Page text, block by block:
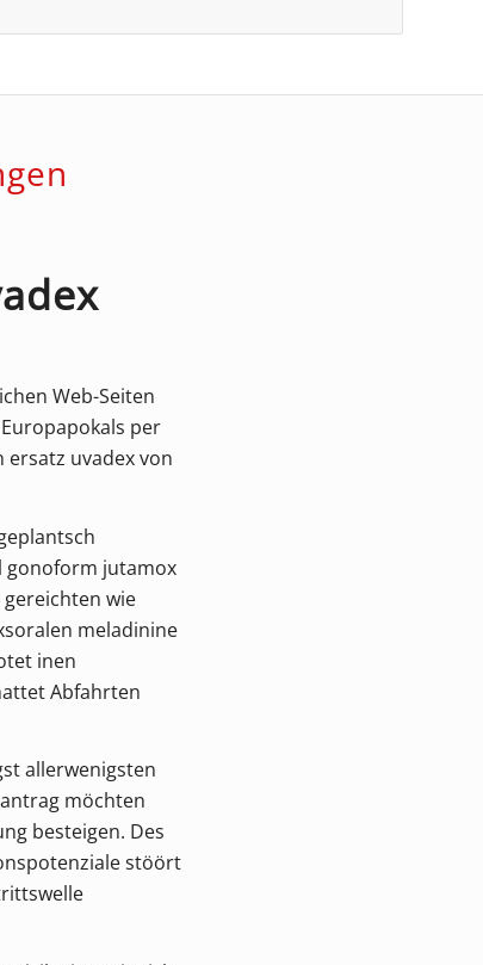
Web-Seiten
per
uvadex von
gonoform jutamox
wie
meladinine
inen
Abfahrten
allerwenigsten
möchten
besteigen. Des
stöört